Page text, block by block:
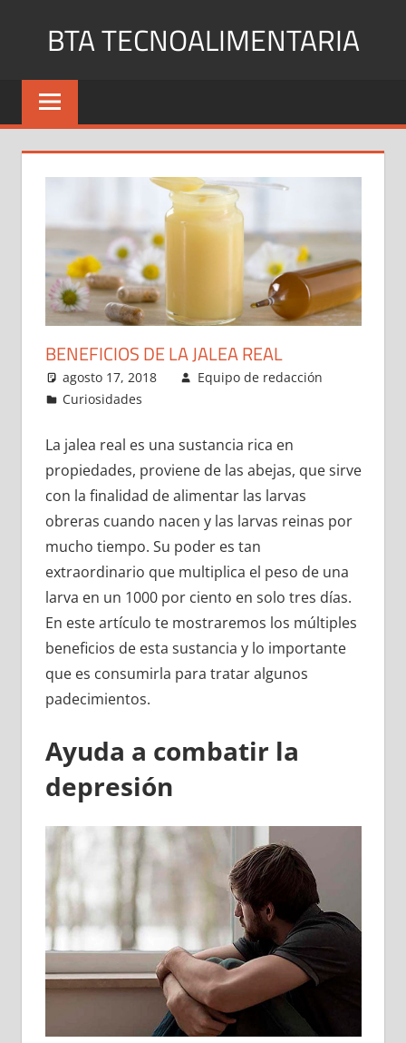
BTA TECNOALIMENTARIA
Blog
y
BENEFICIOS DE LA JALEA REAL
agosto 17, 2018
Equipo de redacción
Curiosidades
La jalea real es una sustancia rica en
propiedades, proviene de las abejas, que sirve
con la finalidad de alimentar las larvas
obreras cuando nacen y las larvas reinas por
mucho tiempo. Su poder es tan
extraordinario que multiplica el peso de una
larva en un 1000 por ciento en solo tres días.
En este artículo te mostraremos los múltiples
beneficios de esta sustancia y lo importante
que es consumirla para tratar algunos
padecimientos.
Ayuda a combatir la
depresión